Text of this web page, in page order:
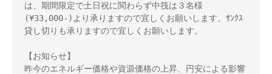
は、期間限定で土日祝に関わらず中筏は３名様
(¥33,000-)より承りますので宜しくお願いします。ｻﾝｸｽ
貸し切りも承りますので宜しくお願いします。
【お知らせ】
昨今のエネルギー価格や資源価格の上昇、円安による影響